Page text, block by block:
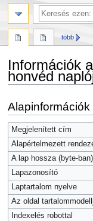
Információk
honvéd
a
navigációhoz
a
kereséshez
Alapinformációk
Megjelenített cím
Alapértelmezett
A lap hossza (byte-ban)
Lapazonosító
Laptartalom nyelve
Az oldal
Indexelés robottal
több